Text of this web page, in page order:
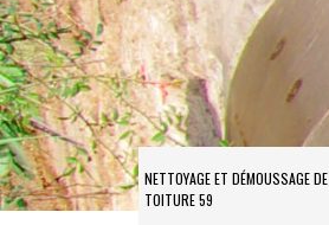
NETTOYAGE ET DÉMOUSSAGE DE
TOITURE 59